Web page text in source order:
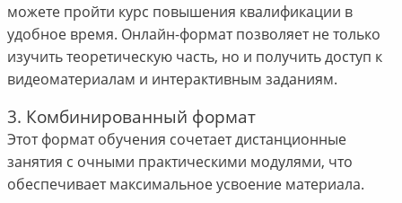
можете пройти курс повышения квалификации в
удобное время. Онлайн-формат позволяет не только
изучить теоретическую часть, но и получить доступ к
видеоматериалам и интерактивным заданиям.
3. Комбинированный формат
Этот формат обучения сочетает дистанционные
занятия с очными практическими модулями, что
обеспечивает максимальное усвоение материала.